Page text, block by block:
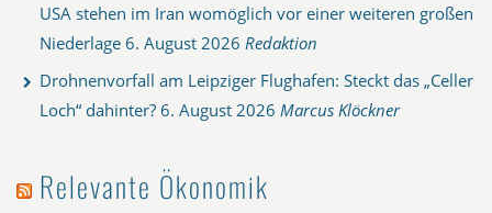
USA stehen im Iran womöglich vor einer weiteren großen
Niederlage 6. August 2026 Redaktion
Drohnenvorfall am Leipziger Flughafen: Steckt das „Celler
Loch“ dahinter? 6. August 2026 Marcus Klöckner
Relevante Ökonomik